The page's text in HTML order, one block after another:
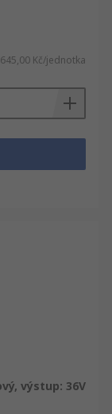
Kč/jednotka
výstup: 36V